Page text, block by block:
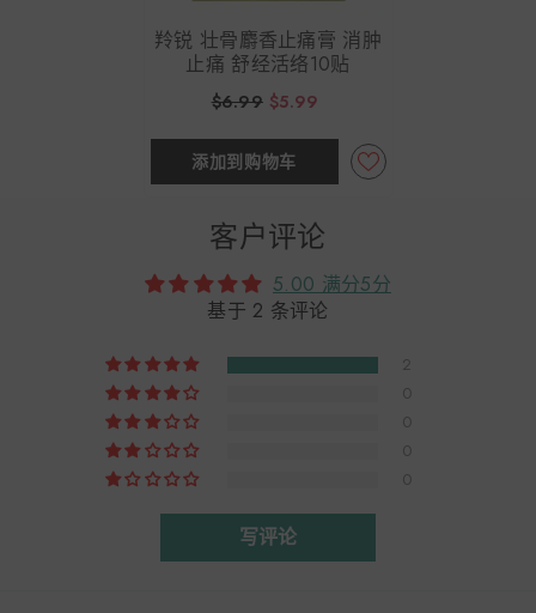
羚锐 壮骨麝香止痛膏 消肿
止痛 舒经活络10贴
$6.99 $5.99
添加到购物车
客户评论
5.00 满分5分
基于 2 条评论
2
0
0
0
0
写评论